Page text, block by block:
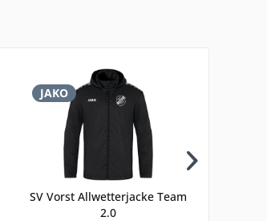
JAKO
SV Vorst Allwetterjacke Team
2.0